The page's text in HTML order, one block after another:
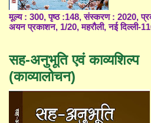
मूल्य : 300, पृष्ठ :148, संस्करण : 2020,
अयन प्रकाशन, 1/20, महरौली, नई दिल्ली-
सह-अनुभूति एवं काव्यशिल्प
(काव्यालोचन)